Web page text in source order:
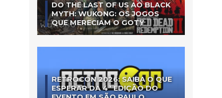
DO THE LAST OF US AO BLACK
MYTH: WUKONG: OS JOGOS
QUE MERECIAM O GOTY
RETROCON 2026: SAIBA O QUE
ESPERAR DA 4ª EDIÇÃO DO